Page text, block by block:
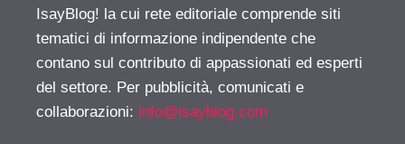
IsayBlog! la cui rete editoriale comprende siti
tematici di informazione indipendente che
contano sul contributo di appassionati ed esperti
del settore. Per pubblicità, comunicati e
collaborazioni: info@isayblog.com